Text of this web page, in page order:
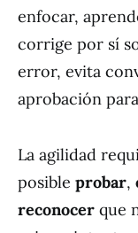
enfocar,
corrige por sí
error, evita
aprobación
La agilidad
posible probar,
reconocer que